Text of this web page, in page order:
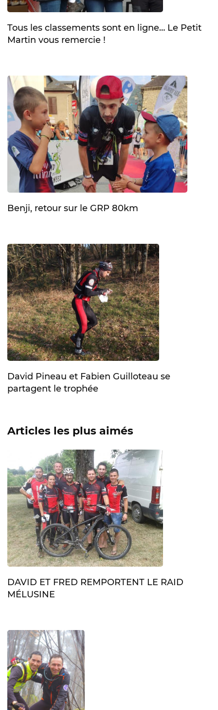
Tous les classements sont en ligne… Le Petit
Martin vous remercie !
Benji, retour sur le GRP 80km
David Pineau et Fabien Guilloteau se
partagent le trophée
Articles les plus aimés
DAVID ET FRED REMPORTENT LE RAID
MÉLUSINE